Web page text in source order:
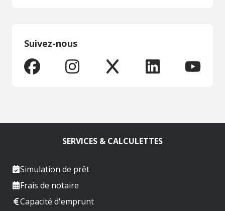
Suivez-nous
SERVICES & CALCULETTES
Simulation de prêt
Frais de notaire
Capacité d'emprunt